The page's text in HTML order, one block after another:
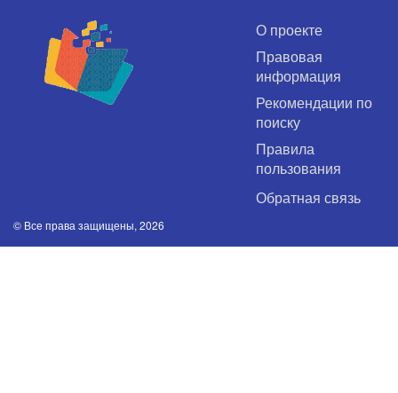
О проекте
Правовая
информация
Рекомендации по
поиску
Правила
пользования
Обратная связь
© Все права защищены, 2026